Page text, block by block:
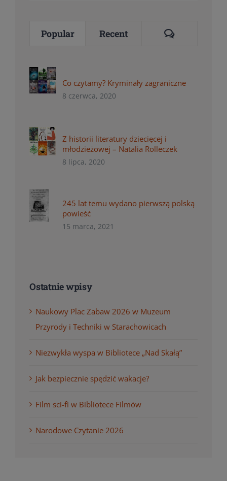
Popular Recent Comments
Co czytamy? Kryminały zagraniczne
8 czerwca, 2020
Z historii literatury dziecięcej i
młodzieżowej – Natalia Rolleczek
8 lipca, 2020
245 lat temu wydano pierwszą polską
powieść
15 marca, 2021
Ostatnie wpisy
Naukowy Plac Zabaw 2026 w Muzeum
Przyrody i Techniki w Starachowicach
Niezwykła wyspa w Bibliotece „Nad Skałą”
Jak bezpiecznie spędzić wakacje?
Film sci-fi w Bibliotece Filmów
Narodowe Czytanie 2026